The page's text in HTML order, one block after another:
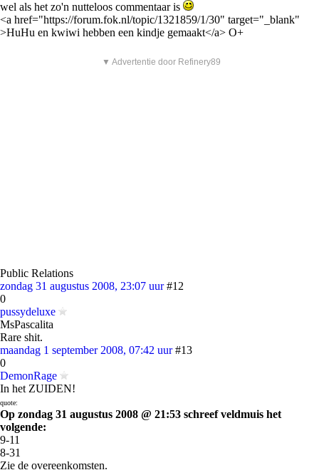
wel als het zo'n nutteloos commentaar is
<a href="https://forum.fok.nl/topic/1321859/1/30" target="_blank"
>HuHu en kwiwi hebben een kindje gemaakt</a> O+
▼ Advertentie door Refinery89
Public Relations
zondag 31 augustus 2008, 23:07 uur #12
0
pussydeluxe
MsPascalita
Rare shit.
maandag 1 september 2008, 07:42 uur #13
0
DemonRage
In het ZUIDEN!
quote:
Op zondag 31 augustus 2008 @ 21:53 schreef veldmuis het
volgende:
9-11
8-31
Zie de overeenkomsten.